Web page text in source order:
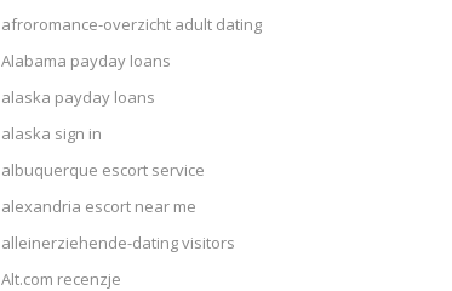
afroromance-overzicht adult dating
Alabama payday loans
alaska payday loans
alaska sign in
albuquerque escort service
alexandria escort near me
alleinerziehende-dating visitors
Alt.com recenzje